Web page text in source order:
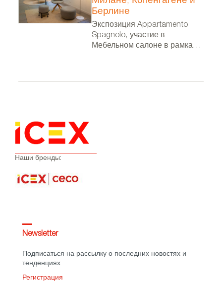
Берлине
Экспозиция Appartamento
Spagnolo, участие в
Мебельном салоне в рамках
Наши бренды:
Newsletter
Подписаться на рассылку о последних новостях и
тенденциях
Регистрация